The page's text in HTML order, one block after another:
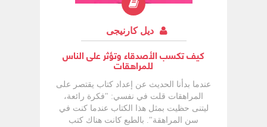
ديل كارنيجى
كيف تكسب الأصدقاء وتؤثر على الناس
للمراهقات
عندما بدأنا الحديث عن إعداد كتاب يقتصر على
المراهقات قلت في نفسي: "فكرة رائعة،
ليتنى حظيت بمثل هذا الكتاب عندما كنت في
سن المراهقة". بالطبع كانت هناك كتب